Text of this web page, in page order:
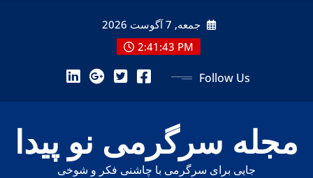
جمعه, 7 آگوست 2026
2:41:45 PM
Follow Us
مجله سرگرمی نو پیدا
جایی برای سرگرمی با چاشنی فکر و شوخی